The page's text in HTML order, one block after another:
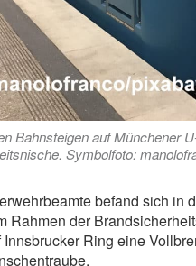
Bahnsteigen auf Münchener
Symbolfoto:
befand sich in
Rahmen der
Innsbrucker Ring eine